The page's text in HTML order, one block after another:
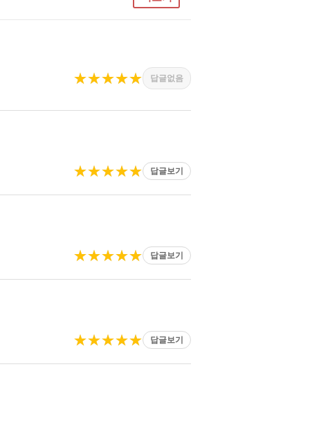
★★★★★ 답글없음
★★★★★ 답글보기
★★★★★ 답글보기
★★★★★ 답글보기